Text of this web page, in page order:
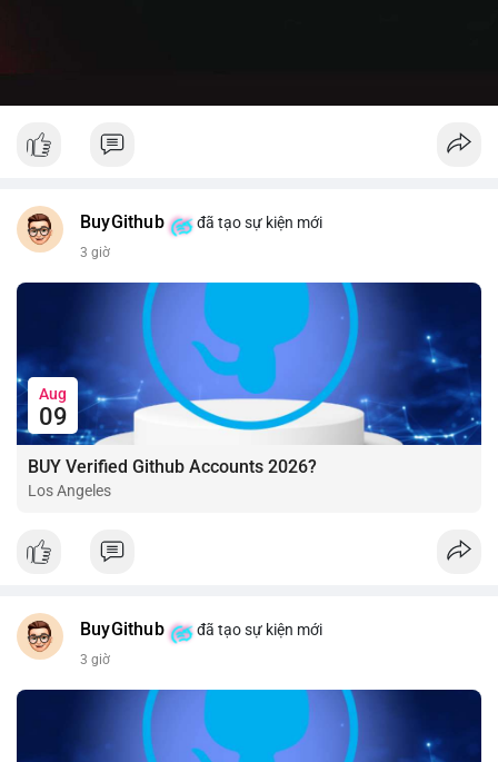
BuyGithub đã tạo sự kiện mới
3 giờ
Aug
09
BUY Verified Github Accounts 2026?
Los Angeles
BuyGithub đã tạo sự kiện mới
3 giờ